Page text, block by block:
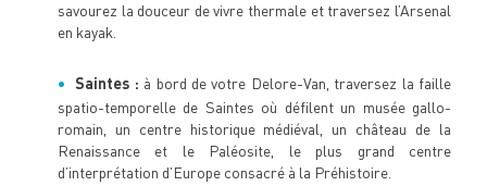
savourez la douceur de vivre thermale et traversez l’Arsenal
en kayak.
Saintes : à bord de votre Delore-Van, traversez la faille
spatio-temporelle de Saintes où défilent un musée gallo-
romain, un centre historique médiéval, un château de la
Renaissance et le Paléosite, le plus grand centre
d’interprétation d’Europe consacré à la Préhistoire.